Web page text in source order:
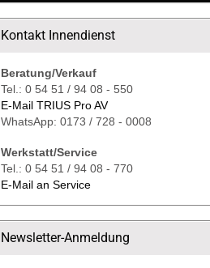
Kontakt Innendienst
Beratung/Verkauf
Tel.: 0 54 51 / 94 08 - 550
E-Mail TRIUS Pro AV
WhatsApp: 0173 / 728 - 0008
Werkstatt/Service
Tel.: 0 54 51 / 94 08 - 770
E-Mail an Service
Newsletter-Anmeldung